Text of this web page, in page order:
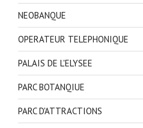
NEOBANQUE
OPERATEUR TELEPHONIQUE
PALAIS DE L'ELYSEE
PARC BOTANQIUE
PARC D'ATTRACTIONS